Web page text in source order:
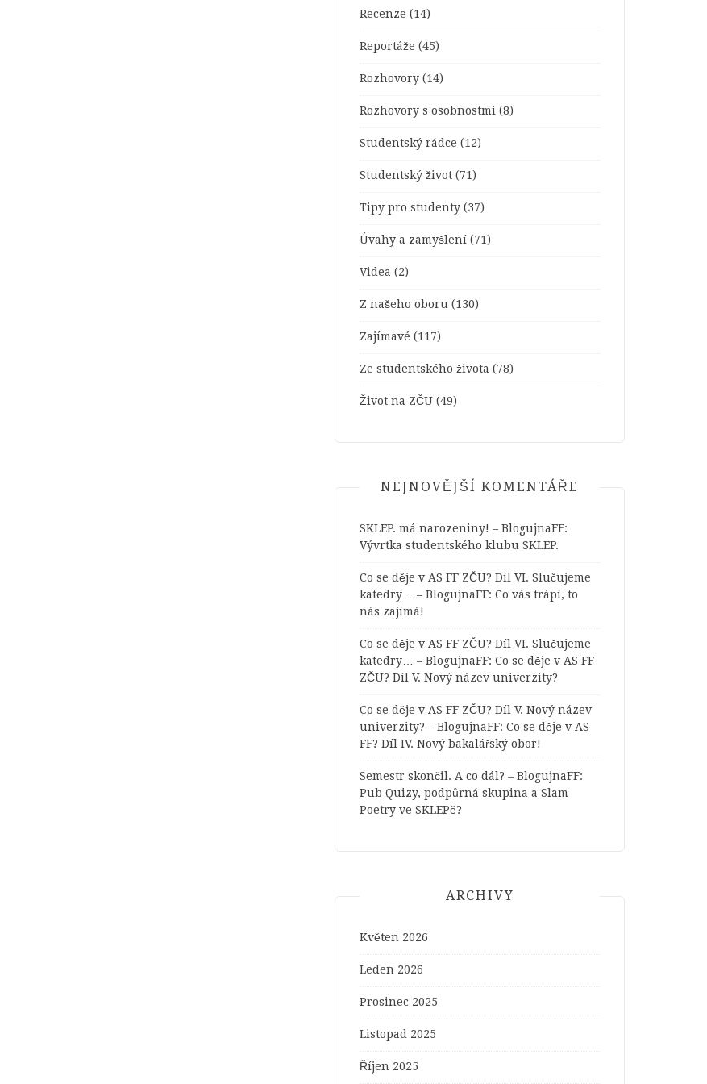
Recenze (14)
Reportáže (45)
Rozhovory (14)
Rozhovory s osobnostmi (8)
Studentský rádce (12)
Studentský život (71)
Tipy pro studenty (37)
Úvahy a zamyšlení (71)
Videa (2)
Z našeho oboru (130)
Zajímavé (117)
Ze studentského života (78)
Život na ZČU (49)
NEJNOVĚJŠÍ KOMENTÁŘE
SKLEP. má narozeniny! – BlogujnaFF:
Vývrtka studentského klubu SKLEP.
Co se děje v AS FF ZČU? Díl VI. Slučujeme
katedry… – BlogujnaFF: Co vás trápí, to
nás zajímá!
Co se děje v AS FF ZČU? Díl VI. Slučujeme
katedry… – BlogujnaFF: Co se děje v AS FF
ZČU? Díl V. Nový název univerzity?
Co se děje v AS FF ZČU? Díl V. Nový název
univerzity? – BlogujnaFF: Co se děje v AS
FF? Díl IV. Nový bakalářský obor!
Semestr skončil. A co dál? – BlogujnaFF:
Pub Quizy, podpůrná skupina a Slam
Poetry ve SKLEPě?
ARCHIVY
Květen 2026
Leden 2026
Prosinec 2025
Listopad 2025
Říjen 2025